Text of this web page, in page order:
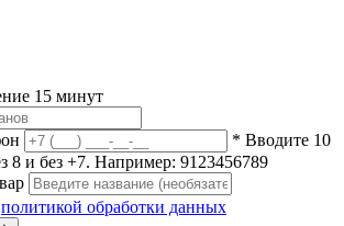
15 минут
* Вводите 10
8 и без +7. Например: 9123456789
политикой обработки данных